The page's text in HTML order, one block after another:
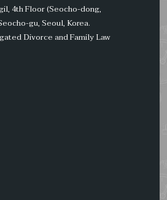
4th Floor (Seocho-dong,
gu, Seoul, Korea.
Divorce and Family Law